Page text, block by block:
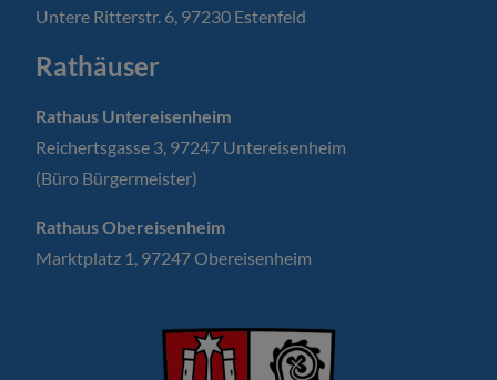
Untere Ritterstr. 6, 97230 Estenfeld
Rathäuser
Rathaus Untereisenheim
Reichertsgasse 3, 97247 Untereisenheim
(Büro Bürgermeister)
Rathaus Obereisenheim
Marktplatz 1, 97247 Obereisenheim